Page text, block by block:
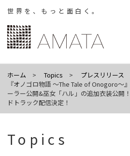
世界を、もっと面白く。
ホーム Topics
プレスリリース
『オノゴロ物語 ～The Tale of Onogoro～
ーラー公開&巫女「ハル」の追加衣装公開
ドトラック配信決定！
Topics